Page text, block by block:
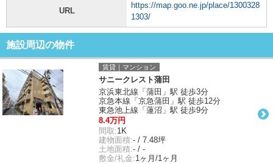
URL
https://map.goo.ne.jp/place/1300328
1303/
施設周辺の物件
賃貸｜マンション
サニークレスト蒲田
京浜東北線「蒲田」駅 徒歩3分
京急本線「京急蒲田」駅 徒歩12分
東急池上線「蓮沼」駅 徒歩9分
8.4万円
間取:1K
建物面積:- / 7.48坪
土地面積:- / -
敷金/礼金:1ヶ月/1ヶ月